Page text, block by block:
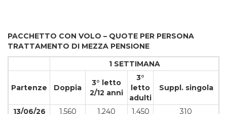
PACCHETTO CON VOLO – QUOTE PER PERSONA
TRATTAMENTO DI MEZZA PENSIONE
1 SETTIMANA
Partenze Doppia
3° letto
2/12 anni
3°
letto
adulti
Suppl. singola
13/06/26 1.560 1.240 1.450 310